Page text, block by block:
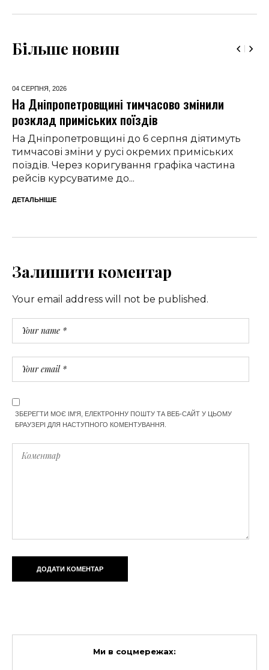
Більше новин
04 СЕРПНЯ, 2026
На Дніпропетровщині тимчасово змінили
розклад приміських поїздів
На Дніпропетровщині до 6 серпня діятимуть
тимчасові зміни у русі окремих приміських
поїздів. Через коригування графіка частина
рейсів курсуватиме до...
ДЕТАЛЬНІШЕ
Залишити коментар
Your email address will not be published.
ЗБЕРЕГТИ МОЄ ІМ'Я, ЕЛЕКТРОННУ ПОШТУ ТА ВЕБ-САЙТ У ЦЬОМУ
БРАУЗЕРІ ДЛЯ НАСТУПНОГО КОМЕНТУВАННЯ.
Ми в соцмережах: